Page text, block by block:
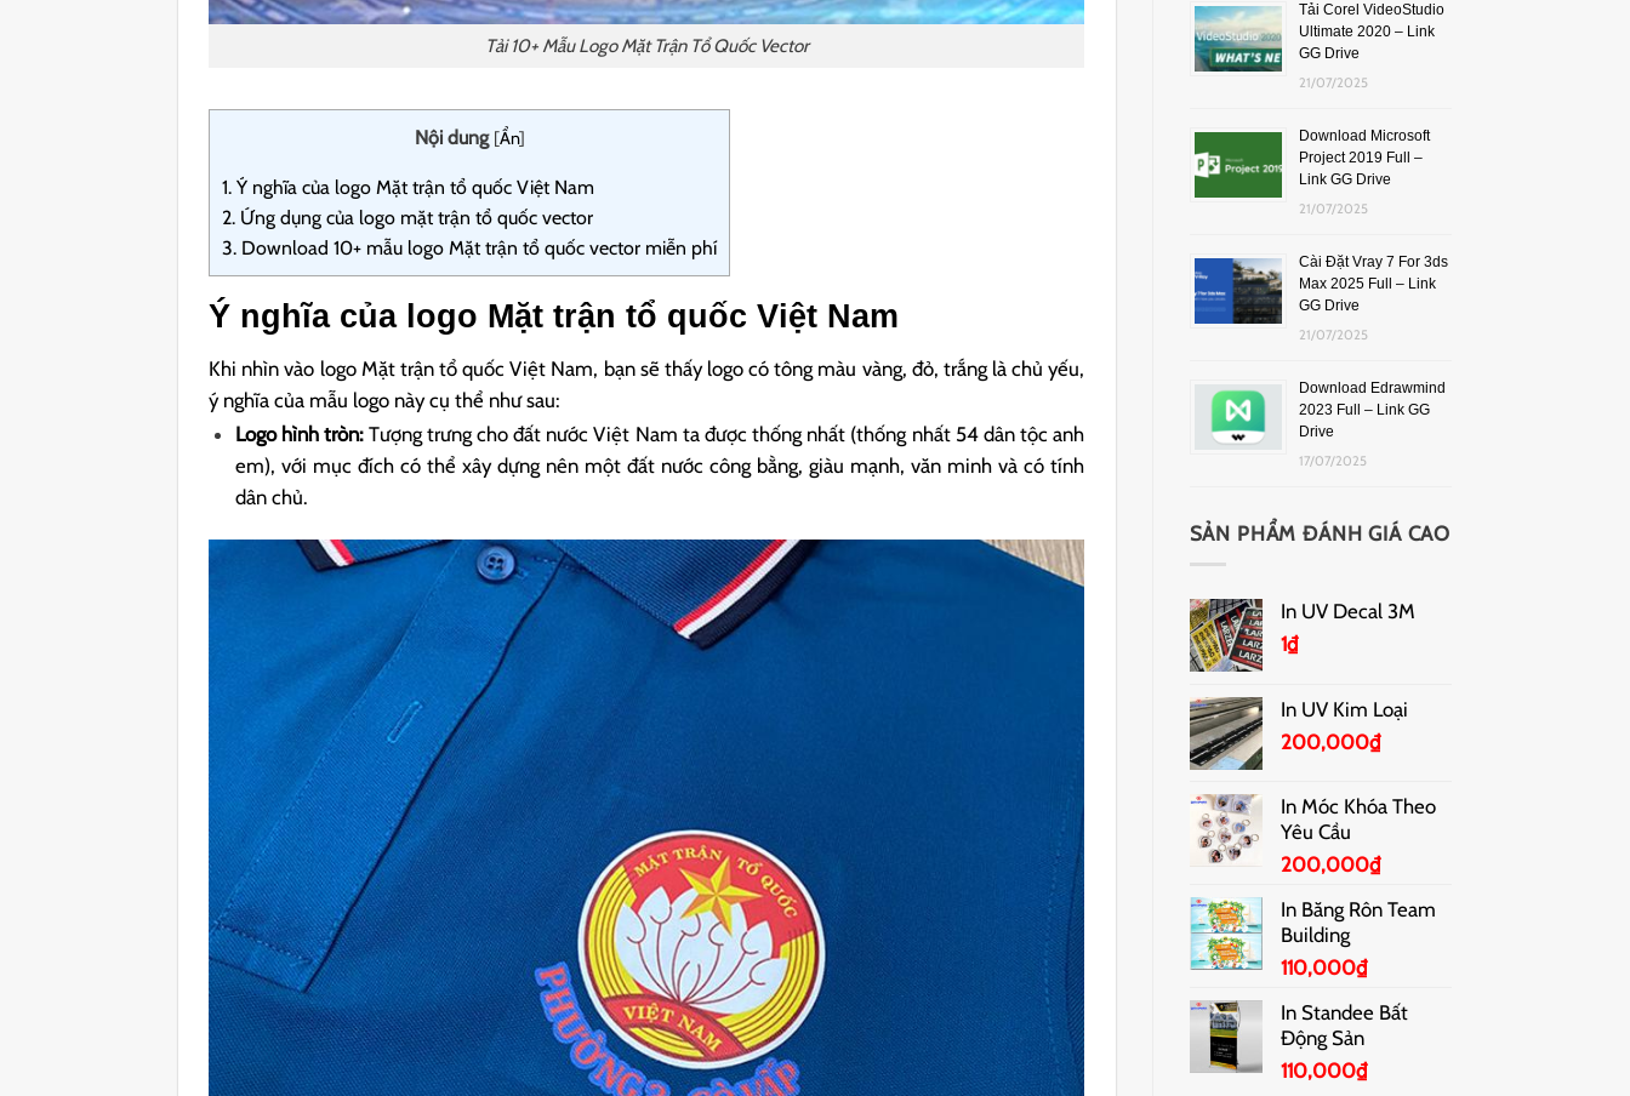
Tải 10+ Mẫu Logo Mặt Trận Tổ Quốc Vector
Nội dung [Ẩn]
1. Ý nghĩa của logo Mặt trận tổ quốc Việt Nam
2. Ứng dụng của logo mặt trận tổ quốc vector
3. Download 10+ mẫu logo Mặt trận tổ quốc vector miễn phí
Ý nghĩa của logo Mặt trận tổ quốc Việt Nam
Khi nhìn vào logo Mặt trận tổ quốc Việt Nam, bạn sẽ thấy logo có tông màu vàng, đỏ, trắng là chủ yếu,
ý nghĩa của mẫu logo này cụ thể như sau:
Logo hình tròn:Tượng trưng cho đất nước Việt Nam ta được thống nhất (thống nhất 54 dân tộc anh
em), với mục đích có thể xây dựng nên một đất nước công bằng, giàu mạnh, văn minh và có tính
dân chủ.
Tải Corel VideoStudio
Ultimate 2020 – Link
GG Drive
21/07/2025
Download Microsoft
Project 2019 Full –
Link GG Drive
21/07/2025
Cài Đặt Vray 7 For 3ds
Max 2025 Full – Link
GG Drive
21/07/2025
Download Edrawmind
2023 Full – Link GG
Drive
17/07/2025
SẢN PHẨM ĐÁNH GIÁ CAO
In UV Decal 3M
1₫
In UV Kim Loại
200,000₫
In Móc Khóa Theo
Yêu Cầu
200,000₫
In Băng Rôn Team
Building
110,000₫
In Standee Bất
Động Sản
110,000₫